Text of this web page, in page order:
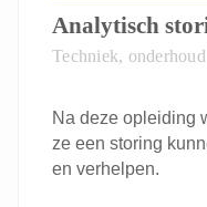
Analytisch
Techniek,
Na deze opleiding
ze een storing
en verhelpen.